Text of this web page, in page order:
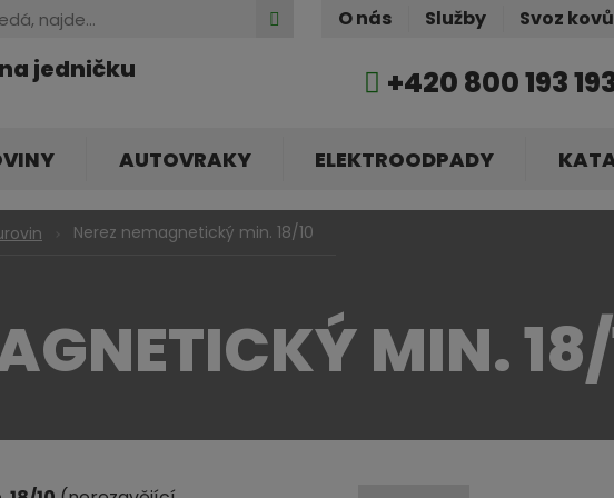
jedničku +420 800 193
Hledat O nás Služby Svoz kovů
AUTOVRAKY ELEKTROODPADY
Nerez nemagnetický min. 18/10
MIN.